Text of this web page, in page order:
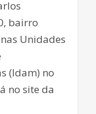
bairro
Unidades
(Idam) no
no site da